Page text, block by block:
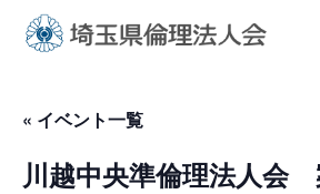
ホーム
« イベント一覧
川越中央準倫理法人会